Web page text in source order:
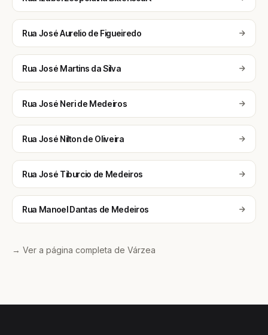
Rua José Aurelio de Figueiredo
Rua José Martins da Silva
Rua José Neri de Medeiros
Rua José Nilton de Oliveira
Rua José Tiburcio de Medeiros
Rua Manoel Dantas de Medeiros
→ Ver a página completa de Várzea